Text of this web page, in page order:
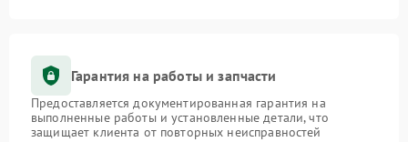
Гарантия на работы и запчасти
Предоставляется документированная гарантия на
выполненные работы и установленные детали, что
защищает клиента от повторных неисправностей